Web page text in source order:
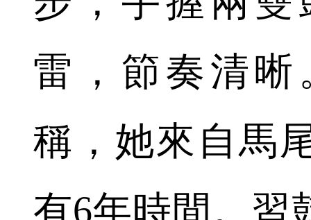
雷，節奏清
稱，她來自馬
有6年時間。習